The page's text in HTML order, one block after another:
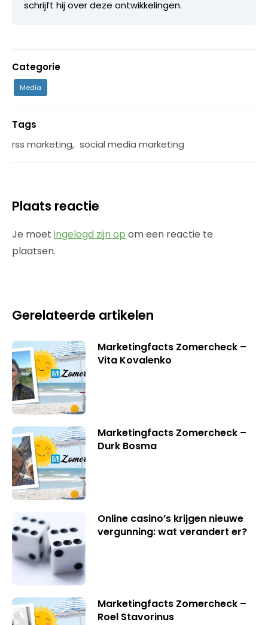
schrijft hij over deze ontwikkelingen.
Categorie
Media
Tags
rss marketing, social media marketing
Plaats reactie
Je moet ingelogd zijn op om een reactie te
plaatsen.
Gerelateerde artikelen
Marketingfacts Zomercheck –
Vita Kovalenko
Marketingfacts Zomercheck –
Durk Bosma
Online casino’s krijgen nieuwe
vergunning: wat verandert er?
Marketingfacts Zomercheck –
Roel Stavorinus